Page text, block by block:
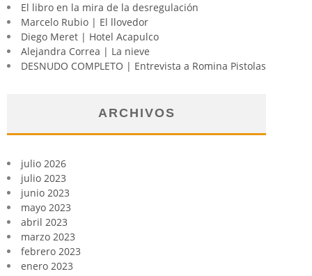
El libro en la mira de la desregulación
Marcelo Rubio | El llovedor
Diego Meret | Hotel Acapulco
Alejandra Correa | La nieve
DESNUDO COMPLETO | Entrevista a Romina Pistolas
ARCHIVOS
julio 2026
julio 2023
junio 2023
mayo 2023
abril 2023
marzo 2023
febrero 2023
enero 2023